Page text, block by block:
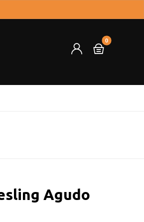
Agudo